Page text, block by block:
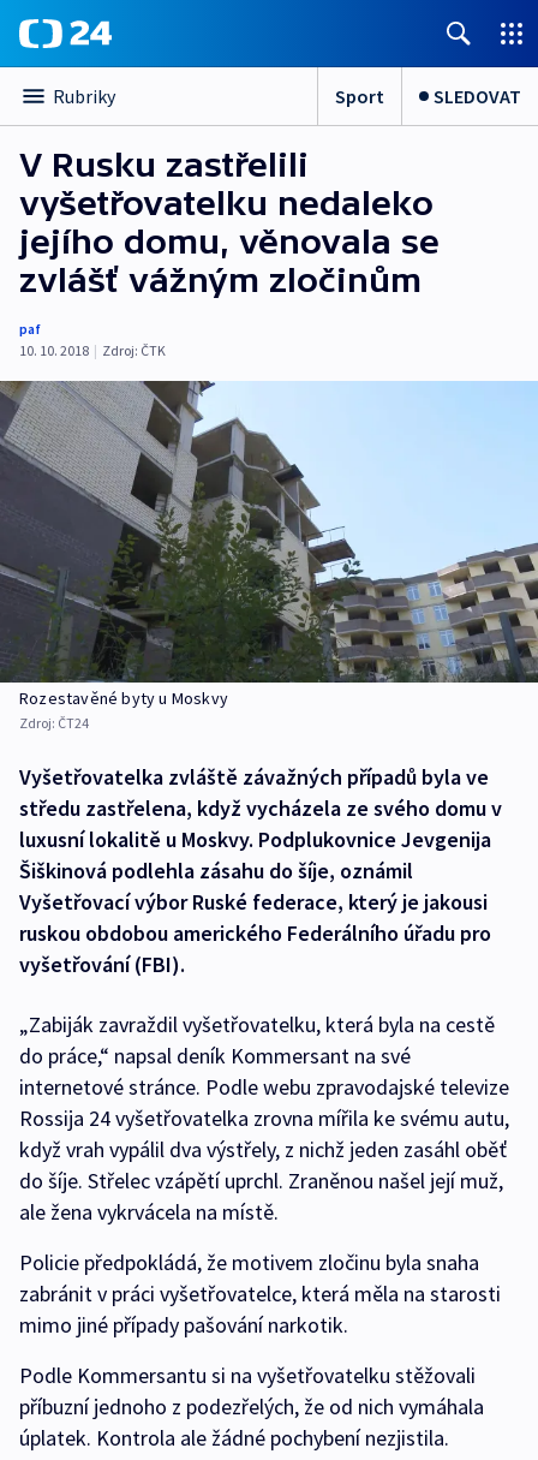
Rubriky Sport SLEDOVAT
V Rusku zastřelili
vyšetřovatelku nedaleko
jejího domu, věnovala se
zvlášť vážným zločinům
paf
10. 10. 2018 | Zdroj: ČTK
Rozestavěné byty u Moskvy
Zdroj: ČT24
Vyšetřovatelka zvláště závažných případů byla ve
středu zastřelena, když vycházela ze svého domu v
luxusní lokalitě u Moskvy. Podplukovnice Jevgenija
Šiškinová podlehla zásahu do šíje, oznámil
Vyšetřovací výbor Ruské federace, který je jakousi
ruskou obdobou amerického Federálního úřadu pro
vyšetřování (FBI).
„Zabiják zavraždil vyšetřovatelku, která byla na cestě
do práce,“ napsal deník Kommersant na své
internetové stránce. Podle webu zpravodajské televize
Rossija 24 vyšetřovatelka zrovna mířila ke svému autu,
když vrah vypálil dva výstřely, z nichž jeden zasáhl oběť
do šíje. Střelec vzápětí uprchl. Zraněnou našel její muž,
ale žena vykrvácela na místě.
Policie předpokládá, že motivem zločinu byla snaha
zabránit v práci vyšetřovatelce, která měla na starosti
mimo jiné případy pašování narkotik.
Podle Kommersantu si na vyšetřovatelku stěžovali
příbuzní jednoho z podezřelých, že od nich vymáhala
úplatek. Kontrola ale žádné pochybení nezjistila.